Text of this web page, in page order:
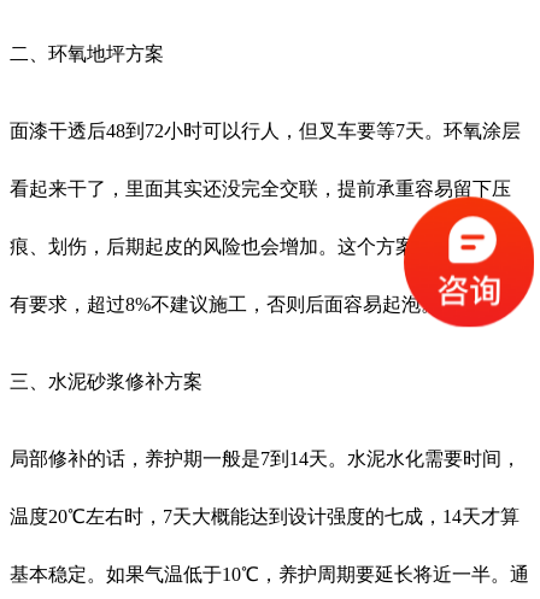
二、环氧地坪方案
面漆干透后48到72小时可以行人，但叉车要等7天。环氧涂层
看起来干了，里面其实还没完全交联，提前承重容易留下压
痕、划伤，后期起皮的风险也会增加。这个方案对基层含水率
有要求，超过8%不建议施工，否则后面容易起泡。
三、水泥砂浆修补方案
局部修补的话，养护期一般是7到14天。水泥水化需要时间，
温度20℃左右时，7天大概能达到设计强度的七成，14天才算
基本稳定。如果气温低于10℃，养护周期要延长将近一半。通